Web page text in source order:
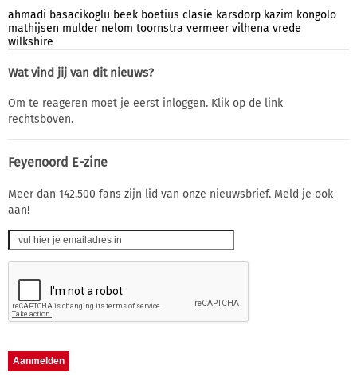
ahmadi basacikoglu beek boetius clasie karsdorp kazim kongolo
mathijsen mulder nelom toornstra vermeer vilhena vrede
wilkshire
Wat vind jij van dit nieuws?
Om te reageren moet je eerst inloggen. Klik op de link
rechtsboven.
Feyenoord E-zine
Meer dan 142.500 fans zijn lid van onze nieuwsbrief. Meld je ook
aan!